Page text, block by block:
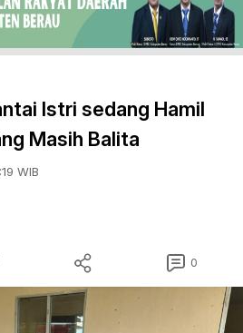
Istri sedang Hamil
Masih Balita
WIB
0